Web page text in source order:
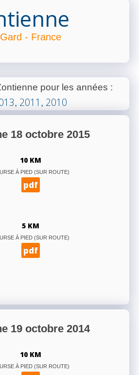
- France
pour les années :
, 2011 , 2010
18 octobre 2015
10 KM
À PIED (SUR ROUTE)
pdf
5 KM
À PIED (SUR ROUTE)
pdf
19 octobre 2014
10 KM
À PIED (SUR ROUTE)